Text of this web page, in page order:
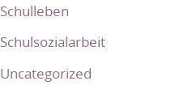
Schulleben
Schulsozialarbeit
Uncategorized